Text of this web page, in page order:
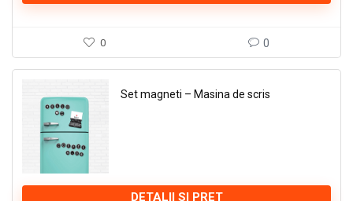
0 0
Set magneti – Masina de scris
DETALII SI PRET